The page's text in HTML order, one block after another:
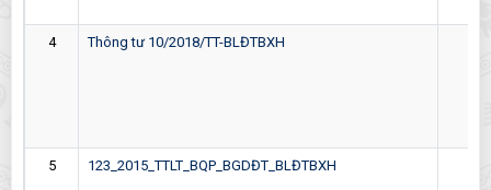
4 Thông tư 10/2018/TT-BLĐTBXH
5 123_2015_TTLT_BQP_BGDĐT_BLĐTBXH